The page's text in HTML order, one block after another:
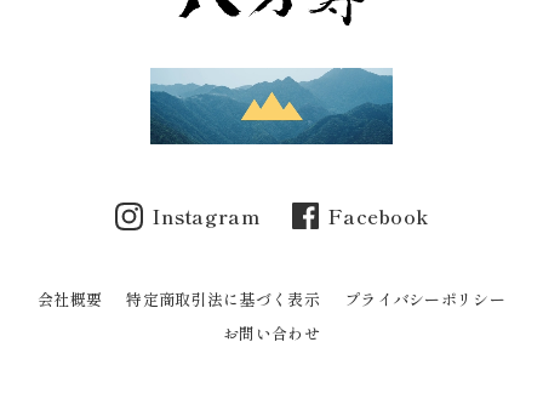
Instagram Facebook
会社概要 特定商取引法に基づく表示
プライバシーポリシー
お問い合わせ